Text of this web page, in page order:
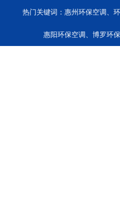
热门关键词： 惠州环保空调、
惠阳环保空调、博罗环